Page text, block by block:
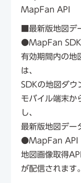
MapFan API
■最新版地図デ
●MapFan SDK
有効期間内の地
は、
SDKの地図ダウ
モバイル端末か
し、
最新版地図デー
●MapFan API
地図画像取得
が配信されます。